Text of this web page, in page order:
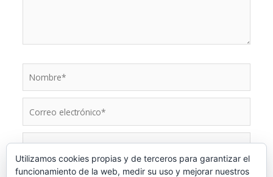
electrónico*
Guarda mi nombre, correo electrónico y web en este
Utilizamos cookies propias y de terceros para garantizar el
funcionamiento de la web, medir su uso y mejorar nuestros